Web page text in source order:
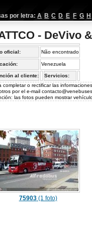
por letra: A B C D E F G H
- DeVivo
oficial: Não encontrado
Venezuela
al cliente:
Servicios:
completar o rectificar las
por el e-mail
las fotos pueden mostrar
75903(1 foto)